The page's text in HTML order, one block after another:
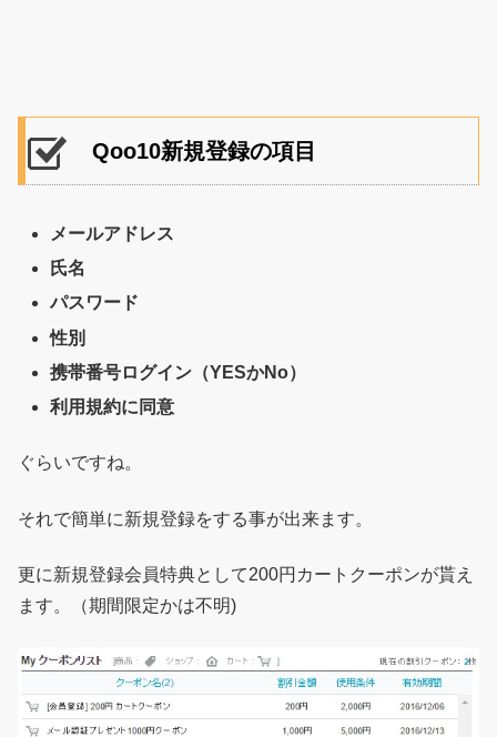
Qoo10新規登録の項目
メールアドレス
氏名
パスワード
性別
携帯番号ログイン（YESかNo）
利用規約に同意
ぐらいですね。
それで簡単に新規登録をする事が出来ます。
更に新規登録会員特典として200円カートクーポンが貰え
ます。（期間限定かは不明)